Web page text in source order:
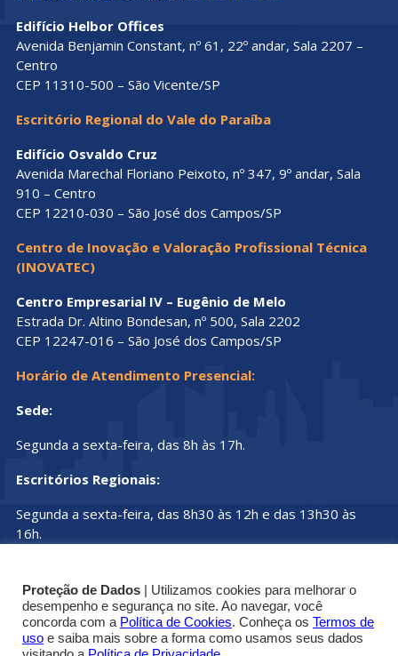
Edifício Helbor Offices
Avenida Benjamin Constant, nº 61, 22º andar, Sala 2207 –
Centro
CEP 11310-500 – São Vicente/SP
Escritório Regional do Vale do Paraíba
Edifício Osvaldo Cruz
Avenida Marechal Floriano Peixoto, nº 347, 9º andar, Sala
910 – Centro
CEP 12210-030 – São José dos Campos/SP
Centro de Inovação e Valoração Profissional Técnica
(INOVATEC)
Centro Empresarial IV – Eugênio de Melo
Estrada Dr. Altino Bondesan, nº 500, Sala 2202
CEP 12247-016 – São José dos Campos/SP
Horário de Atendimento Presencial:
Sede:
Segunda a sexta-feira, das 8h às 17h.
Escritórios Regionais:
Segunda a sexta-feira, das 8h30 às 12h e das 13h30 às
16h.
© Copyright 2019 - 2025 | Conselho Regional dos
Proteção de Dados | Utilizamos cookies para melhorar o
desempenho e segurança no site. Ao navegar, você
concorda com a Política de Cookies. Conheça os Termos de
uso e saiba mais sobre a forma como usamos seus dados